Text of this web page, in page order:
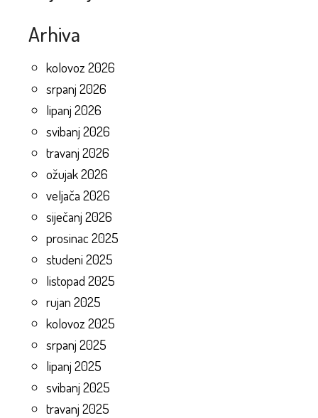
Arhiva
kolovoz 2026
srpanj 2026
lipanj 2026
svibanj 2026
travanj 2026
ožujak 2026
veljača 2026
siječanj 2026
prosinac 2025
studeni 2025
listopad 2025
rujan 2025
kolovoz 2025
srpanj 2025
lipanj 2025
svibanj 2025
travanj 2025